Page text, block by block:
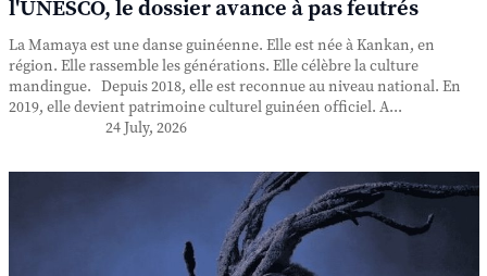
l'UNESCO, le dossier avance à pas feutrés
La Mamaya est une danse guinéenne. Elle est née à Kankan, en
région. Elle rassemble les générations. Elle célèbre la culture
mandingue. Depuis 2018, elle est reconnue au niveau national. En
2019, elle devient patrimoine culturel guinéen officiel. A...
24 July, 2026